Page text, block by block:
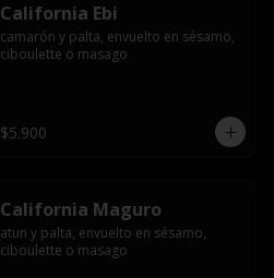
California Ebi
camarón y palta, envuelto en sésamo,
ciboulette o masago
$5.900
California Maguro
atun y palta, envuelto en sésamo,
ciboulette o masago